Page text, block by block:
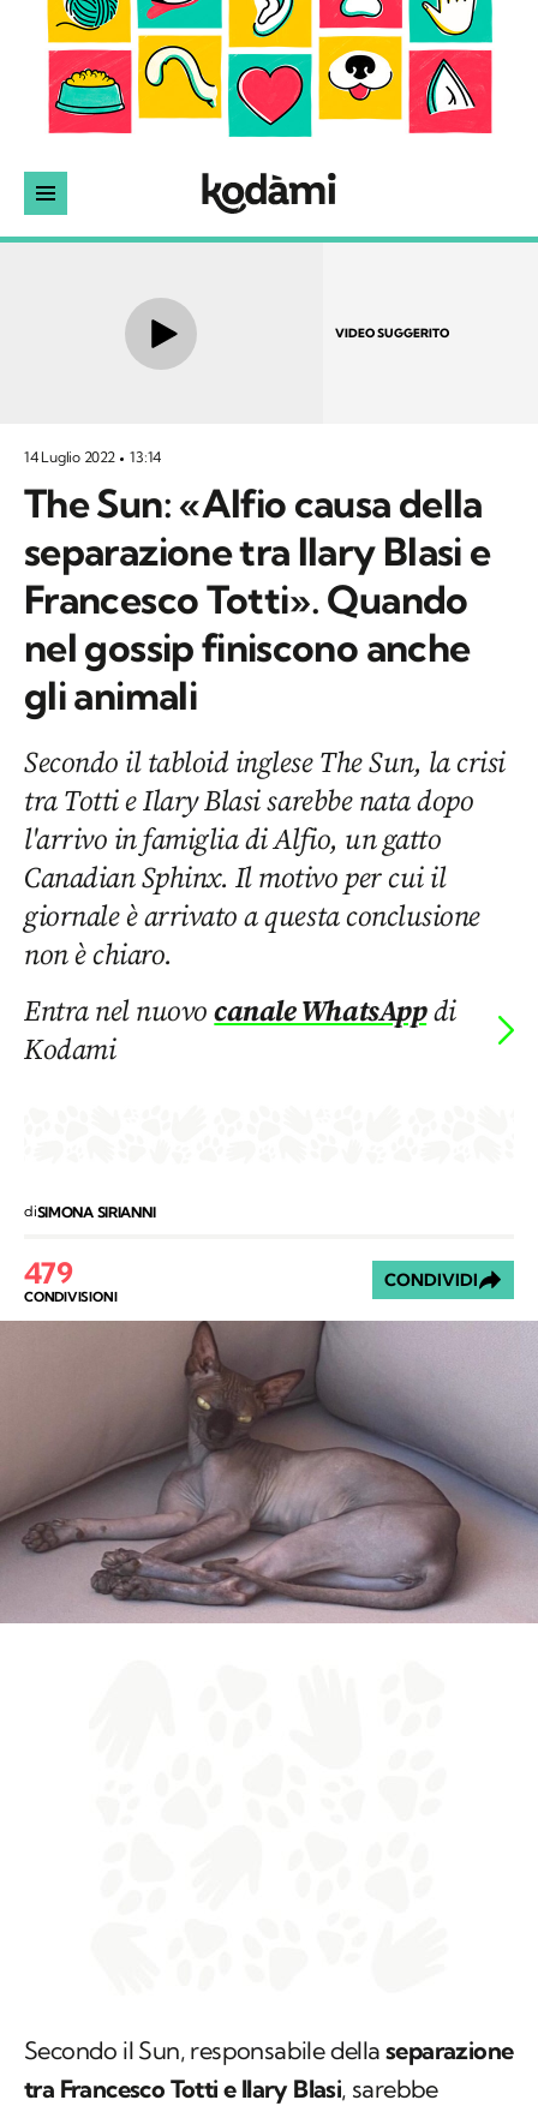
VIDEO SUGGERITO
14 Luglio 2022 13:14
The Sun: «Alfio causa della
separazione tra Ilary Blasi e
Francesco Totti». Quando
nel gossip finiscono anche
gli animali
Secondo il tabloid inglese The Sun, la crisi
tra Totti e Ilary Blasi sarebbe nata dopo
l'arrivo in famiglia di Alfio, un gatto
Canadian Sphinx. Il motivo per cui il
giornale è arrivato a questa conclusione
non è chiaro.
Entra nel nuovocanale WhatsAppdi
Kodami
diSIMONA SIRIANNI
479
CONDIVISIONI
CONDIVIDI
Secondo il Sun, responsabile della separazione
tra Francesco Totti e Ilary Blasi, sarebbe